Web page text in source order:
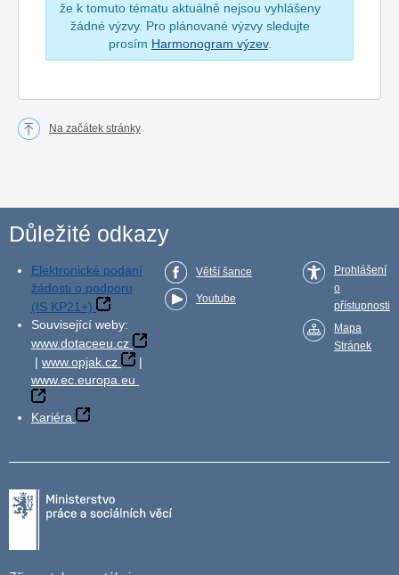
že k tomuto tématu aktuálně nejsou vyhlášeny
žádné výzvy. Pro plánované výzvy sledujte
prosím Harmonogram výzev.
Na začátek stránky
Důležité odkazy
Elektronické podání
žádosti o podporu
(IS KP21+)
Související weby:
www.dotaceeu.cz
| www.opjak.cz
|
www.ec.europa.eu
Kariéra
Větší šance
Youtube
Prohlášení
o
přístupnosti
Mapa
Stránek